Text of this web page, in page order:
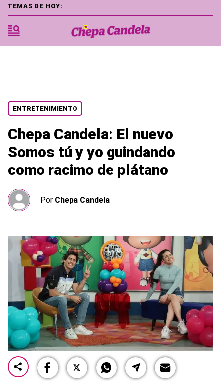
ENTRETENIMIENTO
Chepa Candela: El nuevo
Somos tú y yo guindando
como racimo de plátano
Por Chepa Candela
TEMAS DE HOY: